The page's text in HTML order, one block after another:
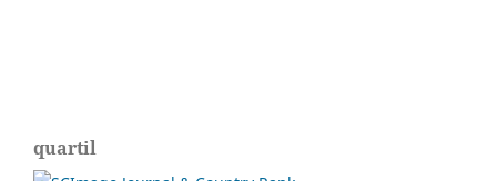
quartil